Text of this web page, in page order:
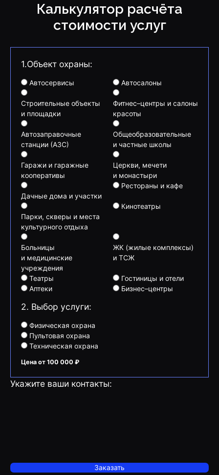
Калькулятор расчёта
стоимости услуг
1.Объект охраны:
Автосервисы Автосалоны
Строительные объекты
и площадки
Фитнес–центры и салоны
красоты
Автозаправочные
станции (АЗС)
Общеобразовательные
и частные школы
Гаражи и гаражные
кооперативы
Церкви, мечети
и монастыри
Дачные дома и участки
Рестораны и кафе
Парки, скверы и места
культурного отдыха
Кинотеатры
Больницы
и медицинские
учреждения
ЖК (жилые комплексы)
и ТСЖ
Театры
Гостиницы и отели
Аптеки
Бизнес–центры
2. Выбор услуги:
Физическая охрана
Пультовая охрана
Техническая охрана
Цена от 100 000 ₽
Укажите ваши контакты:
Заказать